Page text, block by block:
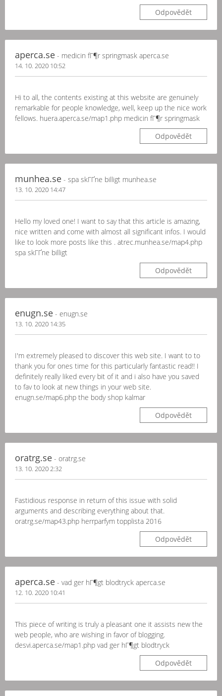
Odpovědět
aperca.se - medicin fГ¶r springmask aperca.se
14. 10. 2020 10:52
Hi to all, the contents existing at this website are genuinely
remarkable for people knowledge, well, keep up the nice work
fellows. huera.aperca.se/map1.php medicin fГ¶r springmask
Odpovědět
munhea.se - spa skГҐne billigt munhea.se
13. 10. 2020 14:47
Hello my loved one! I want to say that this article is amazing,
nice written and come with almost all significant infos. I would
like to look more posts like this . atrec.munhea.se/map4.php
spa skГҐne billigt
Odpovědět
enugn.se - enugn.se
13. 10. 2020 14:35
I'm extremely pleased to discover this web site. I want to to
thank you for ones time for this particularly fantastic read!! I
definitely really liked every bit of it and i also have you saved
to fav to look at new things in your web site.
enugn.se/map6.php the body shop kalmar
Odpovědět
oratrg.se - oratrg.se
13. 10. 2020 2:32
Fastidious response in return of this issue with solid
arguments and describing everything about that.
oratrg.se/map43.php herrparfym topplista 2016
Odpovědět
aperca.se - vad ger hГ¶gt blodtryck aperca.se
12. 10. 2020 10:41
This piece of writing is truly a pleasant one it assists new the
web people, who are wishing in favor of blogging.
desvi.aperca.se/map1.php vad ger hГ¶gt blodtryck
Odpovědět